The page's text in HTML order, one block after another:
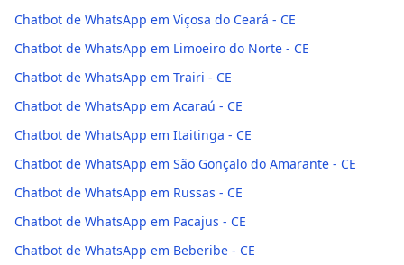
Chatbot de WhatsApp em Viçosa do Ceará - CE
Chatbot de WhatsApp em Limoeiro do Norte - CE
Chatbot de WhatsApp em Trairi - CE
Chatbot de WhatsApp em Acaraú - CE
Chatbot de WhatsApp em Itaitinga - CE
Chatbot de WhatsApp em São Gonçalo do Amarante - CE
Chatbot de WhatsApp em Russas - CE
Chatbot de WhatsApp em Pacajus - CE
Chatbot de WhatsApp em Beberibe - CE